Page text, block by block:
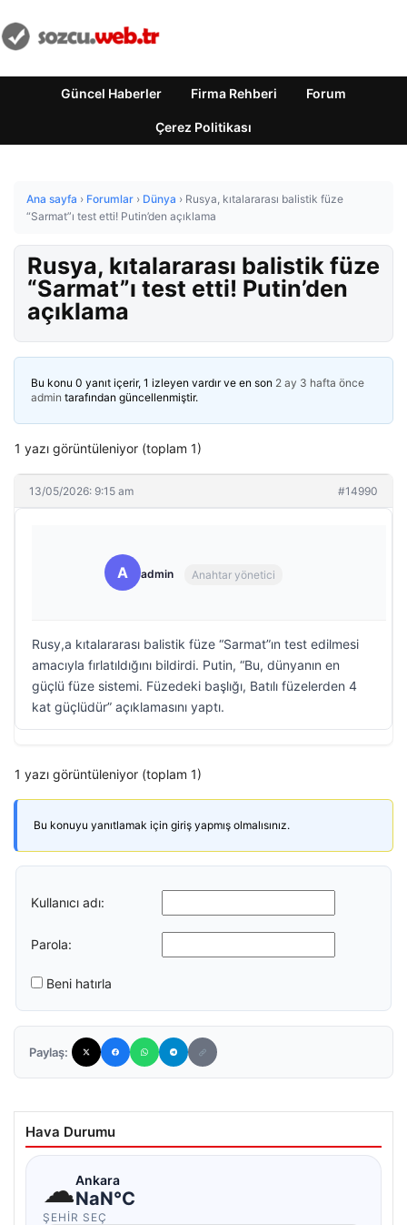
Güncel Haberler Firma Rehberi Forum
Çerez Politikası
Ana sayfa › Forumlar › Dünya › Rusya, kıtalararası balistik füze
“Sarmat”ı test etti! Putin’den açıklama
Rusya, kıtalararası balistik füze
“Sarmat”ı test etti! Putin’den
açıklama
Bu konu 0 yanıt içerir, 1 izleyen vardır ve en son 2 ay 3 hafta önce
admin tarafından güncellenmiştir.
1 yazı görüntüleniyor (toplam 1)
13/05/2026: 9:15 am #14990
A admin Anahtar yönetici
Rusy,a kıtalararası balistik füze “Sarmat”ın test edilmesi
amacıyla fırlatıldığını bildirdi. Putin, “Bu, dünyanın en
güçlü füze sistemi. Füzedeki başlığı, Batılı füzelerden 4
kat güçlüdür” açıklamasını yaptı.
1 yazı görüntüleniyor (toplam 1)
Bu konuyu yanıtlamak için giriş yapmış olmalısınız.
Kullanıcı adı:
Parola:
Beni hatırla
Paylaş:
Hava Durumu
☁Ankara
NaN°C
ŞEHIR SEÇ